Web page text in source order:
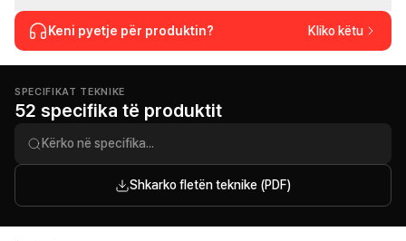
Keni pyetje për produktin? Kliko këtu
SPECIFIKAT TEKNIKE
52 specifika të produktit
Shkarko fletën teknike (PDF)